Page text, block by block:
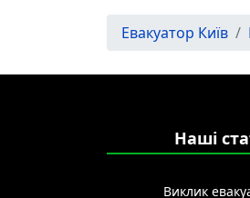
Евакуатор Київ
Наші
Виклик